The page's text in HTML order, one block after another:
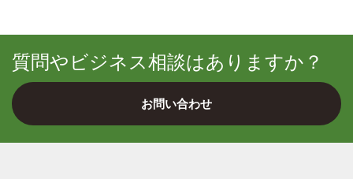
質問やビジネス相談はありますか？
お問い合わせ